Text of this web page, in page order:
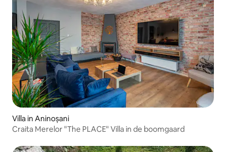
Villa in Aninoșani
Craita Merelor "The PLACE" Villa in de boomgaard